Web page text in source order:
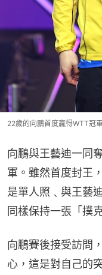
22歲的向鵬首度贏得WTT冠
向鵬與王藝迪一同
軍。雖然首度封王
是單人照﹑與王藝
同樣保持一張「撲
向鵬賽後接受訪問
心，這是對自己的